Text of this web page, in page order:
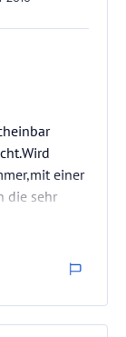
einer
die sehr
Morgen
seine
gehen.Wir
und